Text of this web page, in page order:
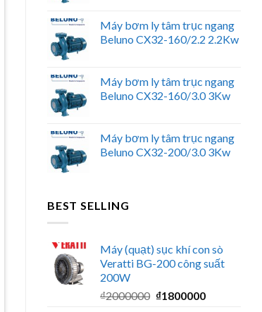
Máy bơm ly tâm trục ngang
Beluno CX32-160/2.2 2.2Kw
Máy bơm ly tâm trục ngang
Beluno CX32-160/3.0 3Kw
Máy bơm ly tâm trục ngang
Beluno CX32-200/3.0 3Kw
BEST SELLING
Máy (quạt) sục khí con sò
Veratti BG-200 công suất
200W
₫2000000 Giá
₫1800000Giá